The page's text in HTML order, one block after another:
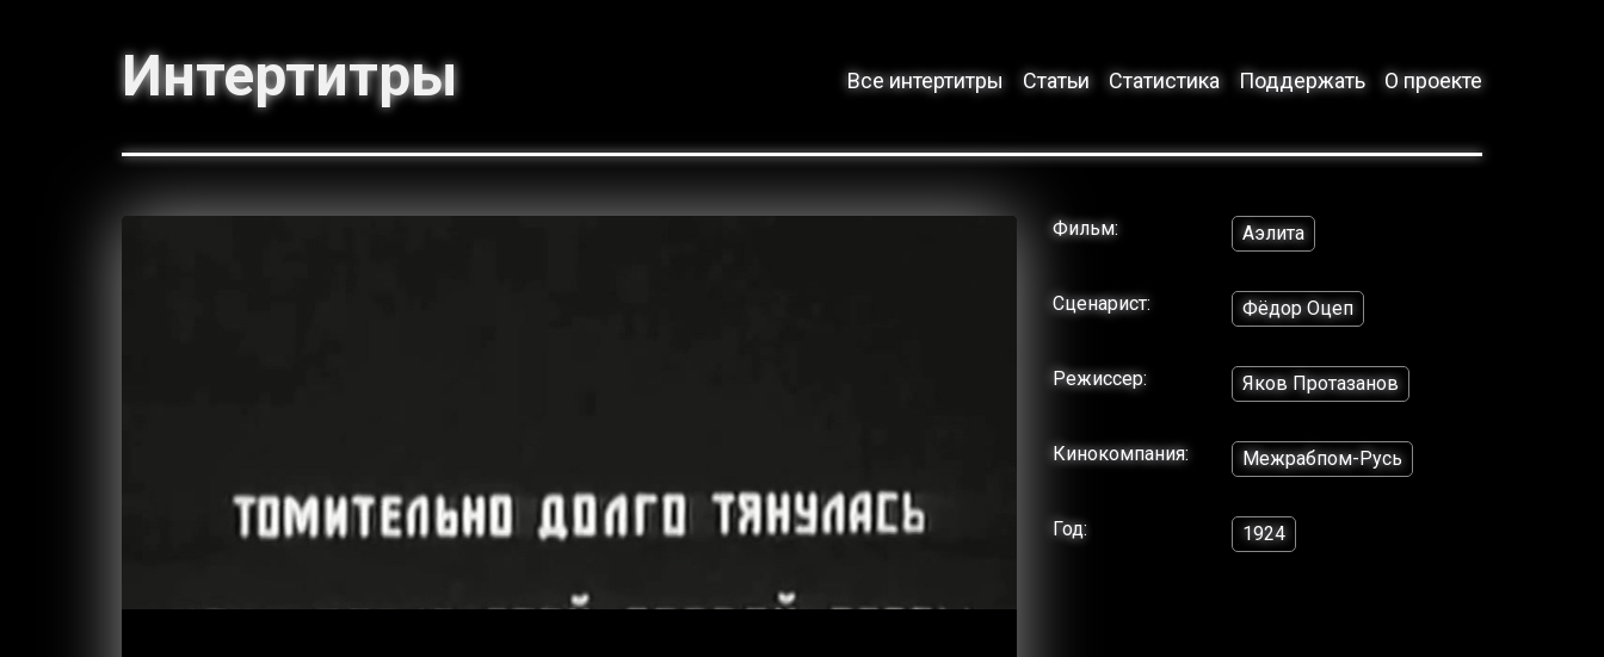
Интертитры Все интертитры Статьи Статистика Поддержать О проекте
Фильм: Аэлита
Сценарист: Фёдор Оцеп
Режиссер: Яков Протазанов
Кинокомпания: Межрабпом-Русь
Год: 1924